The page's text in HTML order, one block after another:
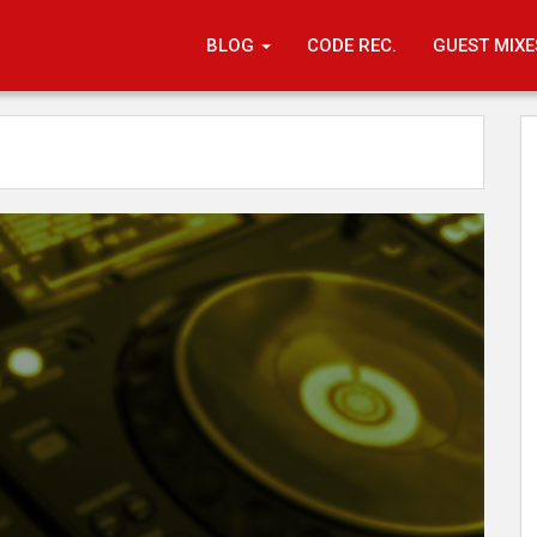
BLOG CODE REC. GUEST